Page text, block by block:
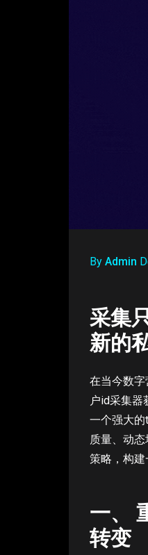
By Admin
采集
新的
在当今数
户id采集器
一个强大
质量、动
策略，构建
一、
转变